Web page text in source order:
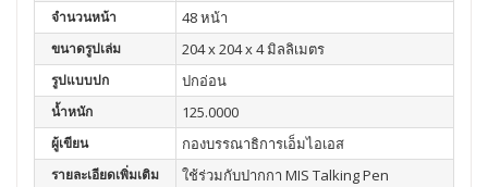
จำนวนหน้า 48 หน้า
ขนาดรูปเล่ม 204 x 204 x 4 มิลลิเมตร
รูปแบบปก ปกอ่อน
น้ำหนัก 125.0000
ผู้เขียน กองบรรณาธิการเอ็มไอเอส
รายละเอียดเพิ่มเติม ใช้ร่วมกับปากกา MIS Talking Pen